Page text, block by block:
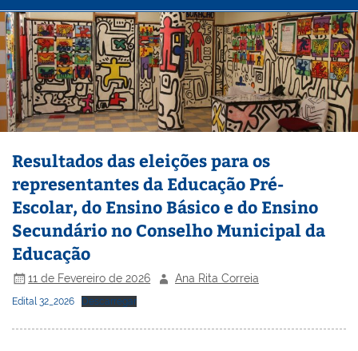
Resultados das eleições para os
representantes da Educação Pré-
Escolar, do Ensino Básico e do Ensino
Secundário no Conselho Municipal da
Educação
11 de Fevereiro de 2026 Ana Rita Correia
Edital 32_2026 Descarregar